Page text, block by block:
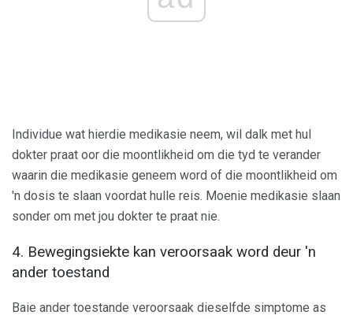
Individue wat hierdie medikasie neem, wil dalk met hul
dokter praat oor die moontlikheid om die tyd te verander
waarin die medikasie geneem word of die moontlikheid om
'n dosis te slaan voordat hulle reis. Moenie medikasie slaan
sonder om met jou dokter te praat nie.
4. Bewegingsiekte kan veroorsaak word deur 'n
ander toestand
Baie ander toestande veroorsaak dieselfde simptome as